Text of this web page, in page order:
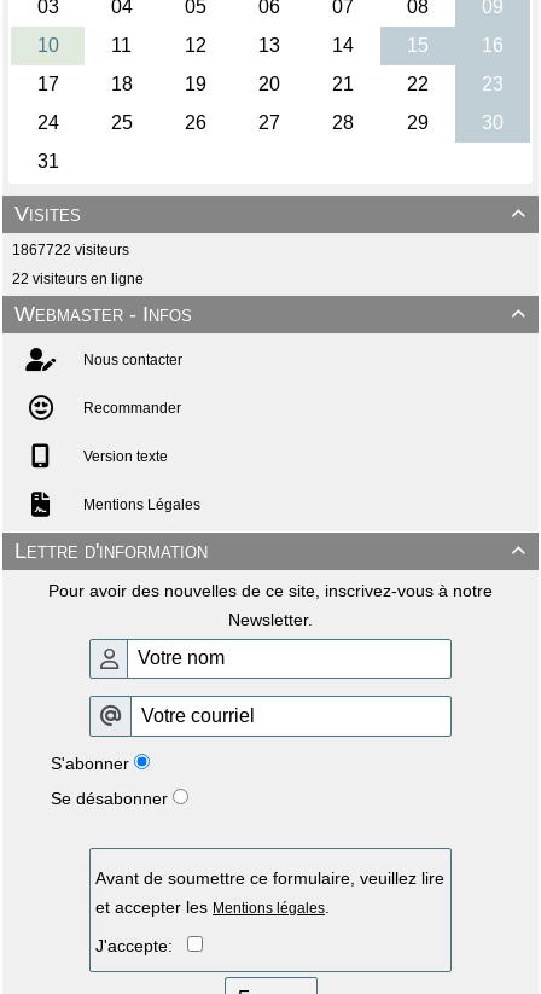

Visites
1867722 visiteurs
22 visiteurs en ligne

Webmaster - Infos
Nous contacter
Recommander
Version texte
Mentions Légales

Lettre d'information
Pour avoir des nouvelles de ce site, inscrivez-vous à notre
Newsletter.
S'abonner
Se désabonner
Avant de soumettre ce formulaire, veuillez lire
et accepter les Mentions légales
J'accepte: